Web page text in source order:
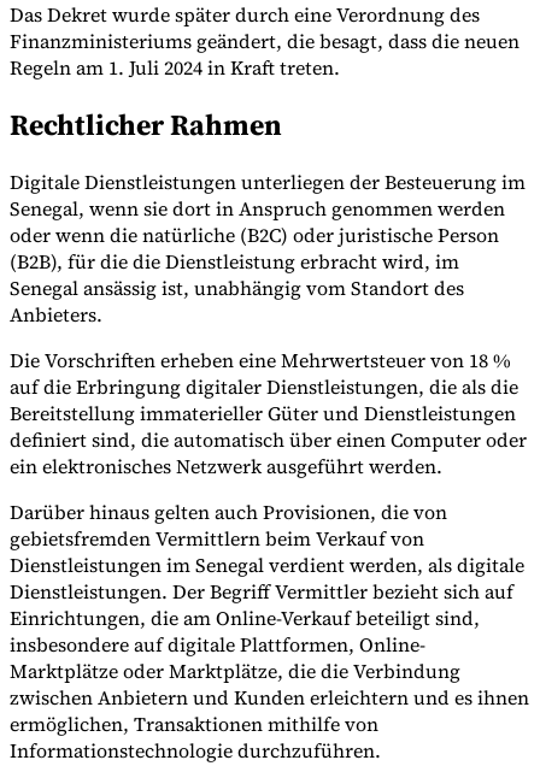
Werkzeuge
VAT-Rechner
Experts
Das Dekret wurde später durch eine Verordnung des
Finanzministeriums geändert, die besagt, dass die neuen
Regeln am 1. Juli 2024 in Kraft treten.
Rechtlicher Rahmen
Digitale Dienstleistungen unterliegen der Besteuerung im
Senegal, wenn sie dort in Anspruch genommen werden
oder wenn die natürliche (B2C) oder juristische Person
(B2B), für die die Dienstleistung erbracht wird, im
Senegal ansässig ist, unabhängig vom Standort des
Anbieters.
Die Vorschriften erheben eine Mehrwertsteuer von 18 %
auf die Erbringung digitaler Dienstleistungen, die als die
Bereitstellung immaterieller Güter und Dienstleistungen
definiert sind, die automatisch über einen Computer oder
ein elektronisches Netzwerk ausgeführt werden.
Darüber hinaus gelten auch Provisionen, die von
gebietsfremden Vermittlern beim Verkauf von
Dienstleistungen im Senegal verdient werden, als digitale
Dienstleistungen. Der Begriff Vermittler bezieht sich auf
Einrichtungen, die am Online-Verkauf beteiligt sind,
insbesondere auf digitale Plattformen, Online-
Marktplätze oder Marktplätze, die die Verbindung
zwischen Anbietern und Kunden erleichtern und es ihnen
ermöglichen, Transaktionen mithilfe von
Informationstechnologie durchzuführen.